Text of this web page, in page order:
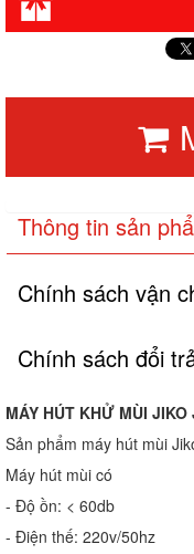
Thông tin sản
Chính sách vận
Chính sách đổi
MÁY HÚT KHỬ MÙI JIKO
Sản phẩm máy hút mùi
Máy hút mùi có
- Độ ồn: < 60db
- Điện thế: 220v/50hz